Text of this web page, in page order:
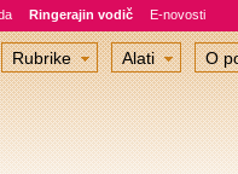
Ringerajin vodič E-novosti
Rubrike Alati O